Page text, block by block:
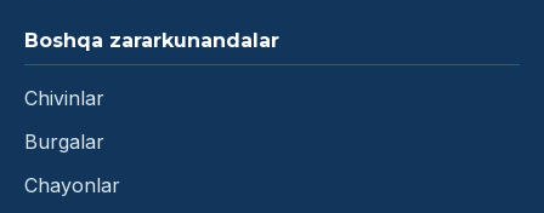
Boshqa zararkunandalar
Chivinlar
Burgalar
Chayonlar